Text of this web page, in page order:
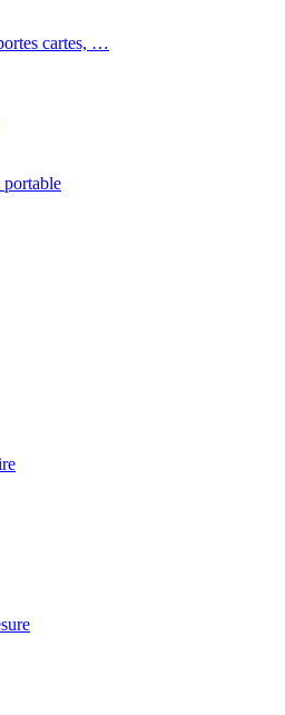
cartes, …
portable